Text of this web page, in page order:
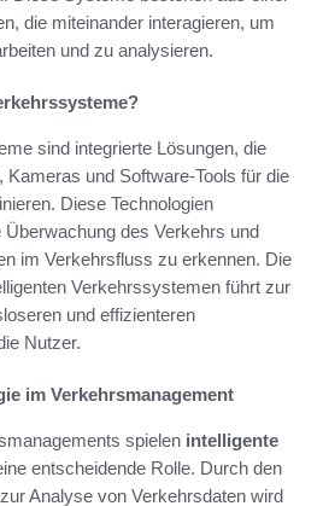
die miteinander interagieren, um
und zu analysieren.
sind integrierte Lösungen, die
, Kameras und Software-Tools für die
Diese Technologien
des Verkehrs und
im Verkehrsfluss zu erkennen. Die
Verkehrssystemen führt zur
und effizienteren
Nutzer.
im Verkehrsmanagement
spielen intelligente
entscheidende Rolle. Durch den
Analyse von Verkehrsdaten wird